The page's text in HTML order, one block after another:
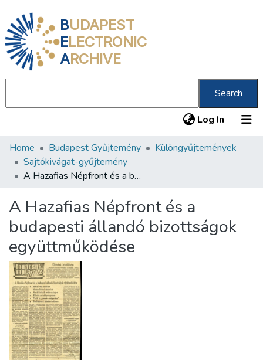
BUDAPEST
ELECTRONIC
ARCHIVE
Search
Log In (current)
Communities & Collections
All of DSpace
About us
Home Budapest Gyűjtemény
Különgyűjtemények
Sajtókivágat-gyűjtemény
A Hazafias Népfront és a budapesti állandó bizottságok együttműködése
A Hazafias Népfront és a
budapesti állandó bizottságok
együttműködése